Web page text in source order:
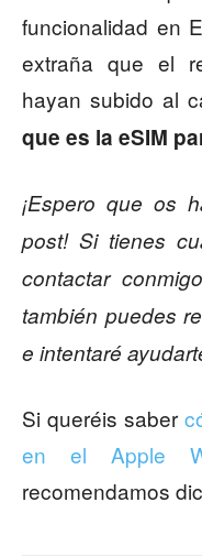
funcionalidad en
extraña que el
hayan subido al
que es la eSIM
¡Espero que os
post! Si tienes
contactar
también puedes
e intentaré
Si queréis saber
en el Apple
recomendamos